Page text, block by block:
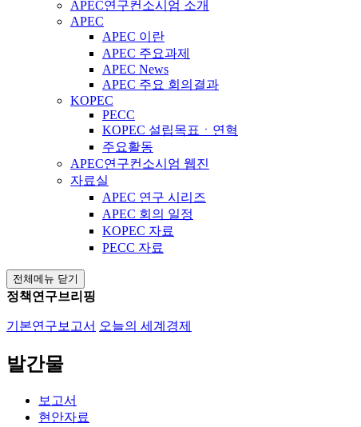
APEC연구컨소시엄 소개
APEC
APEC 이란
APEC 주요과제
APEC News
APEC 주요 회의결과
KOPEC
PECC
KOPEC 설립목표ㆍ연혁
주요활동
APEC연구컨소시엄 웹진
자료실
APEC 연구 시리즈
APEC 회의 일정
KOPEC 자료
PECC 자료
전체메뉴 닫기
정책연구브리핑
기본연구보고서 오늘의 세계경제
발간물
보고서
현안자료